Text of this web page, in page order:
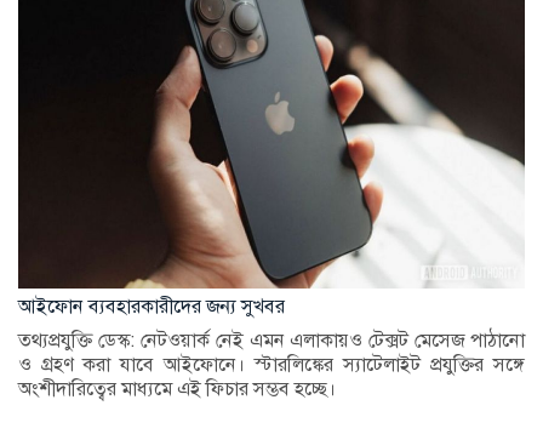
আইফোন ব্যবহারকারীদের জন্য সুখবর
তথ্যপ্রযুক্তি ডেস্ক: নেটওয়ার্ক নেই এমন এলাকায়ও টেক্সট মেসেজ পাঠানো
ও গ্রহণ করা যাবে আইফোনে। স্টারলিঙ্কের স্যাটেলাইট প্রযুক্তির সঙ্গে
অংশীদারিত্বের মাধ্যমে এই ফিচার সম্ভব হচ্ছে।